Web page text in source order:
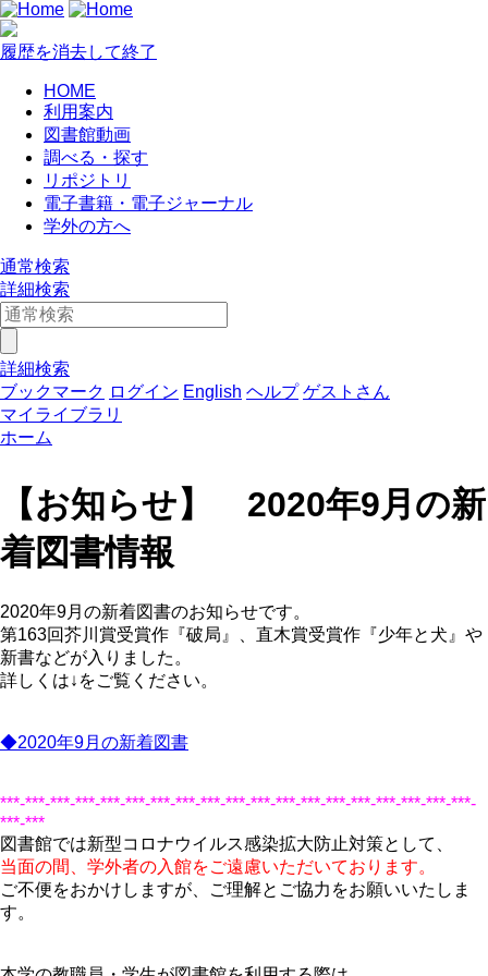
履歴を消去して終了
HOME
利用案内
図書館動画
調べる・探す
リポジトリ
電子書籍・電子ジャーナル
学外の方へ
通常検索
詳細検索
詳細検索
ブックマーク ログイン English ヘルプ ゲストさん
マイライブラリ
ホーム
【お知らせ】 2020年9月の新
着図書情報
2020年9月の新着図書のお知らせです。
第163回芥川賞受賞作『破局』、直木賞受賞作『少年と犬』や
新書などが入りました。
詳しくは↓をご覧ください。
◆2020年9月の新着図書
***-***-***-***-***-***-***-***-***-***-***-***-***-***-***-***-***-***-***-
***-***
図書館では新型コロナウイルス感染拡大防止対策として、
当面の間、学外者の入館をご遠慮いただいております。
ご不便をおかけしますが、ご理解とご協力をお願いいたしま
す。